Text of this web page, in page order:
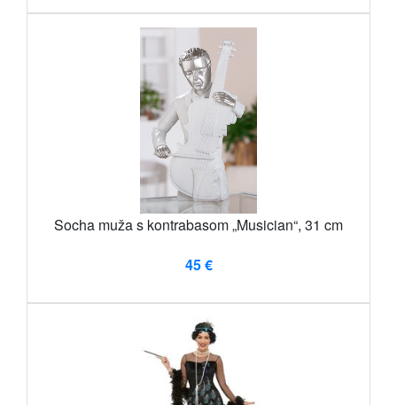
Socha muža s kontrabasom „Musician“, 31 cm
45 €